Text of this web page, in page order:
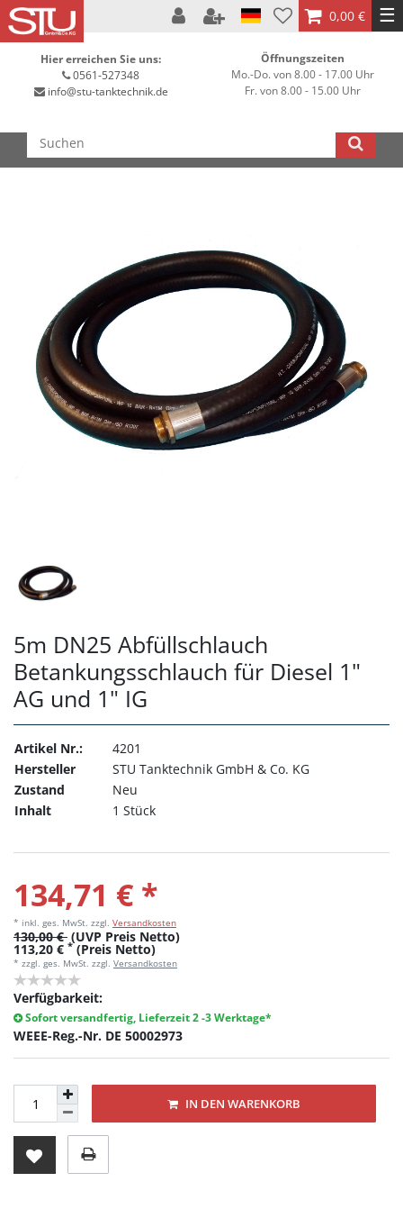
0,00 € ☰
Hier erreichen Sie uns:
0561-527348
info@stu-tanktechnik.de
Öffnungszeiten
Mo.-Do. von 8.00 - 17.00 Uhr
Fr. von 8.00 - 15.00 Uhr
5m DN25 Abfüllschlauch
Betankungsschlauch für Diesel 1"
AG und 1" IG
Artikel Nr.:
4201
Hersteller
STU Tanktechnik GmbH & Co. KG
Zustand
Neu
Inhalt
1 Stück
134,71 € *
* inkl. ges. MwSt. zzgl. Versandkosten
130,00 € (UVP Preis Netto)
113,20 € * (Preis Netto)
* zzgl. ges. MwSt. zzgl. Versandkosten
Verfügbarkeit:
Sofort versandfertig, Lieferzeit 2 -3 Werktage*
WEEE-Reg.-Nr. DE 50002973
IN DEN WARENKORB